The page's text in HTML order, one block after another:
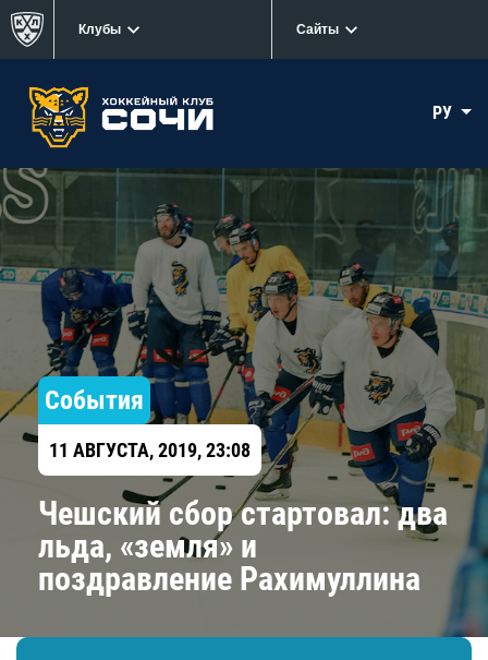
Клубы Сайты
РУ
События
11 АВГУСТА, 2019, 23:08
​Чешский сбор стартовал: два
льда, «земля» и
поздравление Рахимуллина